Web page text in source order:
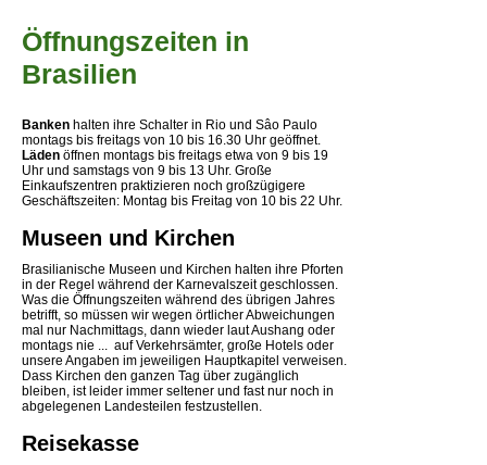
Öffnungszeiten in
Brasilien
Banken halten ihre Schalter in Rio und Sâo Paulo
montags bis freitags von 10 bis 16.30 Uhr geöffnet.
Läden öffnen montags bis freitags etwa von 9 bis 19
Uhr und samstags von 9 bis 13 Uhr. Große
Einkaufszentren praktizieren noch großzügigere
Geschäftszeiten: Montag bis Freitag von 10 bis 22 Uhr.
Museen und Kirchen
Brasilianische Museen und Kirchen halten ihre Pforten
in der Regel während der Karnevalszeit geschlossen.
Was die Öffnungszeiten während des übrigen Jahres
betrifft, so müssen wir wegen örtlicher Abweichungen 
mal nur Nachmittags, dann wieder laut Aushang oder
montags nie ...  auf Verkehrsämter, große Hotels oder
unsere Angaben im jeweiligen Hauptkapitel verweisen.
Dass Kirchen den ganzen Tag über zugänglich
bleiben, ist leider immer seltener und fast nur noch in
abgelegenen Landesteilen festzustellen.
Reisekasse